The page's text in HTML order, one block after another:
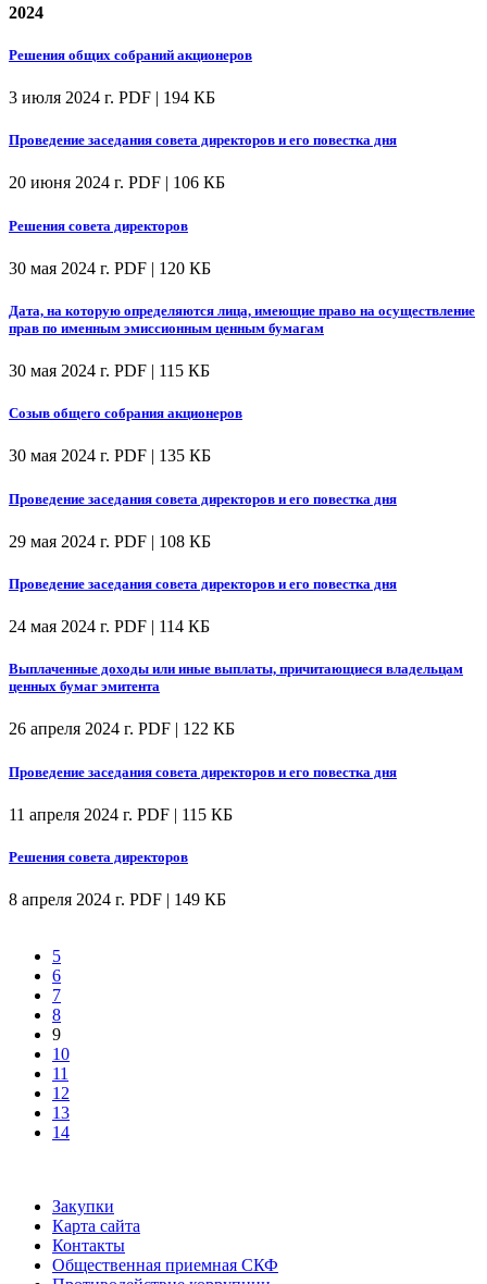
2024
Решения общих собраний акционеров
3 июля 2024 г. PDF | 194 КБ
Проведение заседания совета директоров и его повестка дня
20 июня 2024 г. PDF | 106 КБ
Решения совета директоров
30 мая 2024 г. PDF | 120 КБ
Дата, на которую определяются лица, имеющие право на осуществление
прав по именным эмиссионным ценным бумагам
30 мая 2024 г. PDF | 115 КБ
Созыв общего собрания акционеров
30 мая 2024 г. PDF | 135 КБ
Проведение заседания совета директоров и его повестка дня
29 мая 2024 г. PDF | 108 КБ
Проведение заседания совета директоров и его повестка дня
24 мая 2024 г. PDF | 114 КБ
Выплаченные доходы или иные выплаты, причитающиеся владельцам
ценных бумаг эмитента
26 апреля 2024 г. PDF | 122 КБ
Проведение заседания совета директоров и его повестка дня
11 апреля 2024 г. PDF | 115 КБ
Решения совета директоров
8 апреля 2024 г. PDF | 149 КБ
5
6
7
8
9
10
11
12
13
14
Закупки
Карта сайта
Контакты
Общественная приемная СКФ